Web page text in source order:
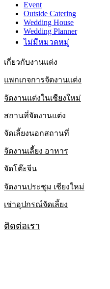
Event
Outside Catering
Wedding House
Wedding Planner
ไม่มีหมวดหมู่
เกี่ยวกับงานแต่ง
แพกเกจการจัดงานแต่ง
จัดงานแต่งในเชียงใหม่
สถานที่จัดงานแต่ง
จัดเลี้ยงนอกสถานที่
จัดงานเลี้ยง อาหาร
จัดโต๊ะจีน
จัดงานประชุม เชียงใหม่
เช่าอุปกรณ์จัดเลี้ยง
ติดต่อเรา